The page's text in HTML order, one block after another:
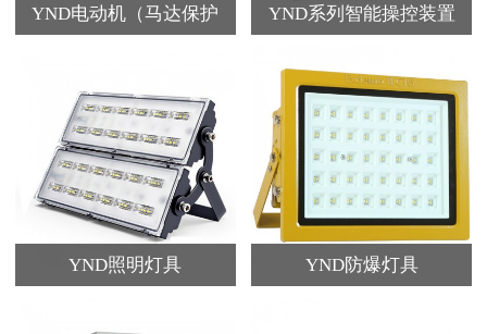
YND电动机（马达保护 YND系列智能操控装置
YND照明灯具 YND防爆灯具